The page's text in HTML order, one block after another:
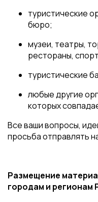
туристические
бюро;
музеи, театры,
рестораны,
туристические
любые другие
которых
Все ваши вопросы,
просьба отправлять
Размещение
городам и регионам